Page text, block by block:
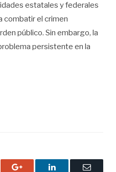
estatales y federales
combatir el crimen
público. Sin embargo, la
persistente en la
Google+ LinkedIn
Correo